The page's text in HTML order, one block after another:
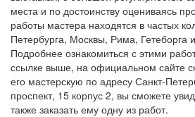
места и по достоинству оцениваясь
работы мастера находятся в частых
Петербурга, Москвы, Рима, Гетеборга
Подробнее ознакомиться с этими
ссылке выше, на официальном сайте
его мастерскую по адресу Санкт-
проспект, 15 корпус 2, вы сможете
также заказать ему одну из работ.